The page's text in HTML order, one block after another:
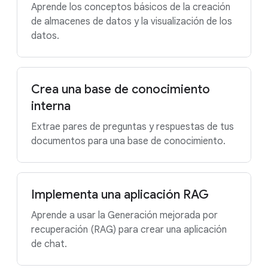
Aprende los conceptos básicos de la creación
de almacenes de datos y la visualización de los
datos.
Crea una base de conocimiento
interna
Extrae pares de preguntas y respuestas de tus
documentos para una base de conocimiento.
Implementa una aplicación RAG
Aprende a usar la Generación mejorada por
recuperación (RAG) para crear una aplicación
de chat.